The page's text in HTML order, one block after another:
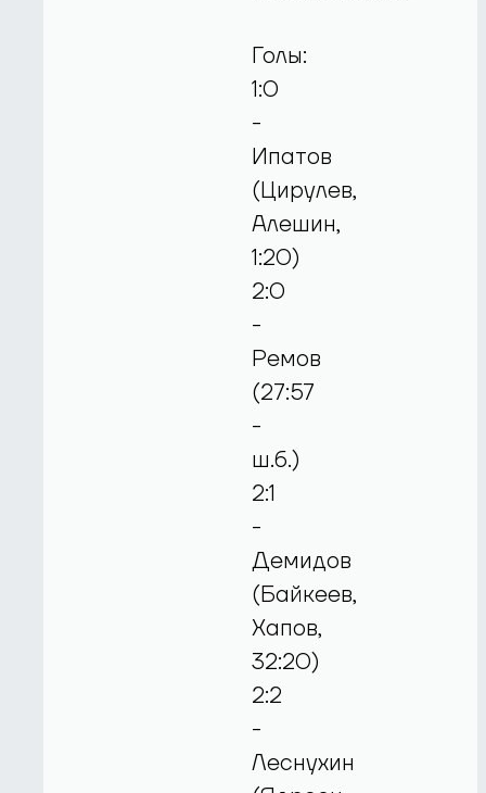
Голы:
1:0
-
Ипатов
(Цирулев,
Алешин,
1:20)
2:0
-
Ремов
(27:57
-
ш.б.)
2:1
-
Демидов
(Байкеев,
Хапов,
32:20)
2:2
-
Леснухин